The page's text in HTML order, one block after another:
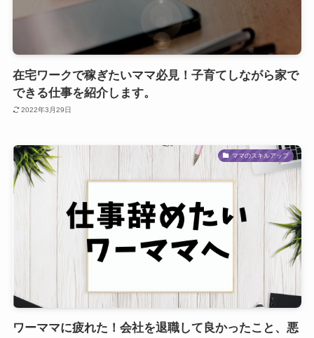
在宅ワークで稼ぎたいママ必見！子育てしながら家で
できる仕事を紹介します。
2022年3月29日
ママのスキルアップ
ワーママに疲れた！会社を退職して良かったこと、悪